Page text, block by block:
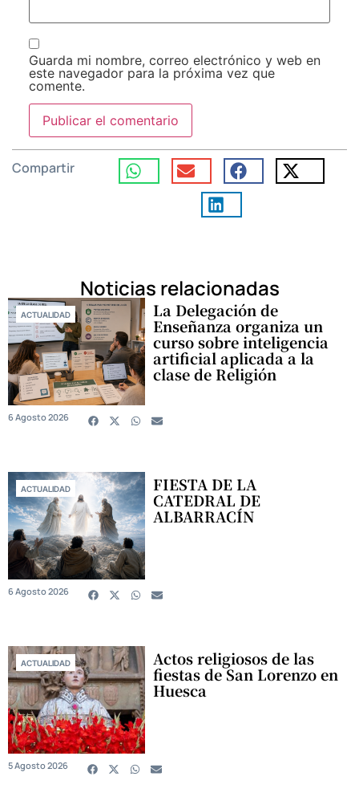
Guarda mi nombre, correo electrónico y web en
este navegador para la próxima vez que
comente.
Compartir
Noticias relacionadas
ACTUALIDAD La Delegación de
Enseñanza organiza un
curso sobre inteligencia
artificial aplicada a la
clase de Religión
6 Agosto 2026
ACTUALIDAD FIESTA DE LA
CATEDRAL DE
ALBARRACÍN
6 Agosto 2026
ACTUALIDAD Actos religiosos de las
fiestas de San Lorenzo en
Huesca
5 Agosto 2026